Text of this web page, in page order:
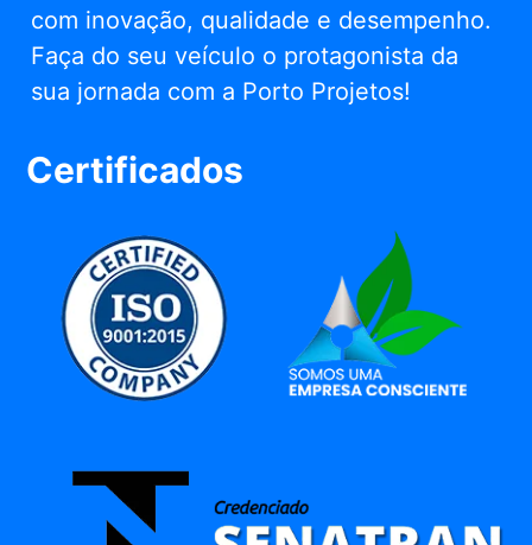
com inovação, qualidade e desempenho.
Faça do seu veículo o protagonista da
sua jornada com a Porto Projetos!
Certificados